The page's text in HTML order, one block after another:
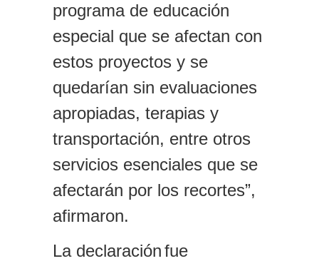
programa de educación
especial que se afectan con
estos proyectos y se
quedarían sin evaluaciones
apropiadas, terapias y
transportación, entre otros
servicios esenciales que se
afectarán por los recortes”,
afirmaron.
La declaraciónfue